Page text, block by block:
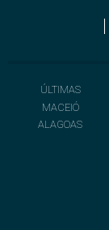
ÚLTIMAS
MACEIÓ
ALAGOAS